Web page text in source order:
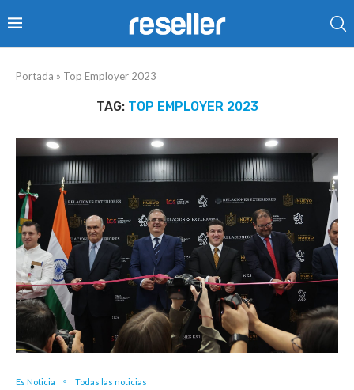
Portada » Top Employer 2023
TAG: TOP EMPLOYER 2023
Es Noticia Todas las noticias